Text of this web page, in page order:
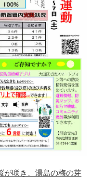
咲き、湯島の梅の芽